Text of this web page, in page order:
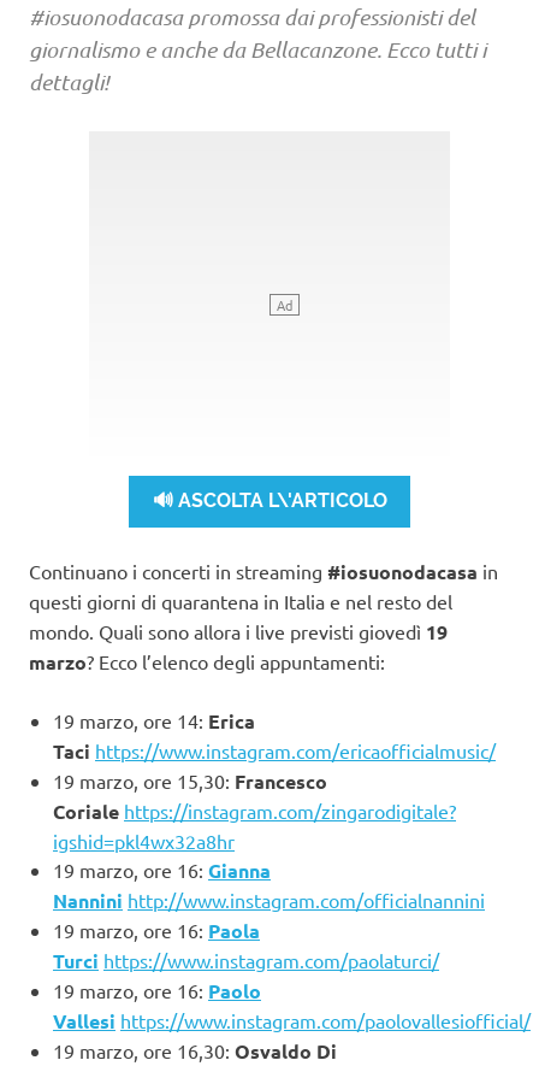
#iosuonodacasa promossa dai professionisti del
giornalismo e anche da Bellacanzone. Ecco tutti i
dettagli!
🔊 ASCOLTA L\'ARTICOLO
Continuano i concerti in streaming #iosuonodacasa in
questi giorni di quarantena in Italia e nel resto del
mondo. Quali sono allora i live previsti giovedì 19
marzo? Ecco l’elenco degli appuntamenti:
19 marzo, ore 14: Erica
Taci https://www.instagram.com/ericaofficialmusic/
19 marzo, ore 15,30: Francesco
Coriale https://instagram.com/zingarodigitale?
igshid=pkl4wx32a8hr
19 marzo, ore 16: Gianna
Nannini http://www.instagram.com/officialnannini
19 marzo, ore 16: Paola
Turci https://www.instagram.com/paolaturci/
19 marzo, ore 16: Paolo
Vallesi https://www.instagram.com/paolovallesiofficial/
19 marzo, ore 16,30: Osvaldo Di